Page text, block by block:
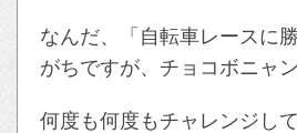
なんだ、「自転車レースに
がちですが、チョコボニャ
何度も何度もチャレンジし